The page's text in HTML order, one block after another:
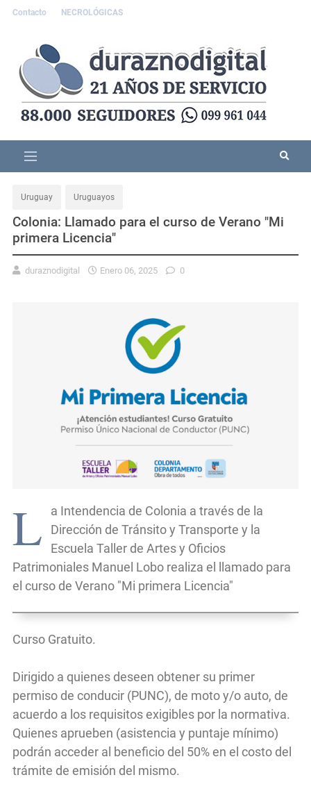
Contacto NECROLÓGICAS
Uruguay Uruguayos
Colonia: Llamado para el curso de Verano "Mi
primera Licencia"
duraznodigital Enero 06, 2025 0
L
a Intendencia de Colonia a través de la
Dirección de Tránsito y Transporte y la
Escuela Taller de Artes y Oficios
Patrimoniales Manuel Lobo realiza el llamado para
el curso de Verano "Mi primera Licencia"
Curso Gratuito.
Dirigido a quienes deseen obtener su primer
permiso de conducir (PUNC), de moto y/o auto, de
acuerdo a los requisitos exigibles por la normativa.
Quienes aprueben (asistencia y puntaje mínimo)
podrán acceder al beneficio del 50% en el costo del
trámite de emisión del mismo.